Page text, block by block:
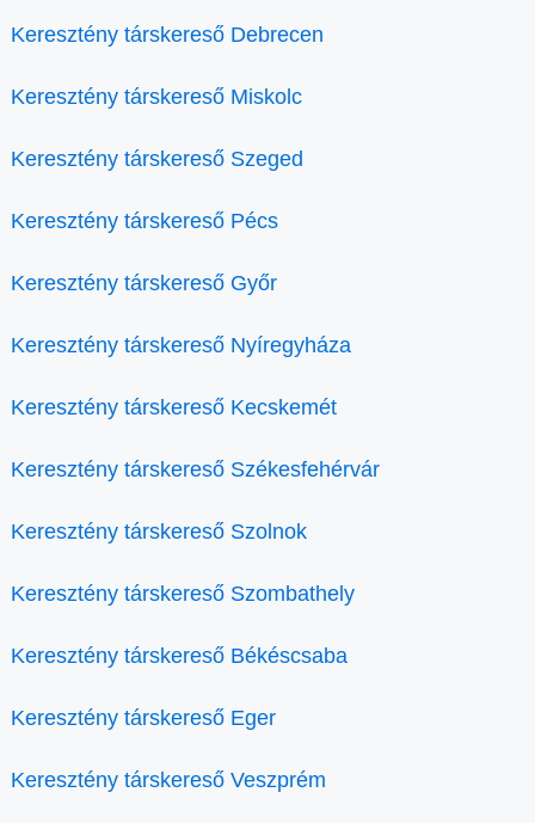
Keresztény társkereső Debrecen
Keresztény társkereső Miskolc
Keresztény társkereső Szeged
Keresztény társkereső Pécs
Keresztény társkereső Győr
Keresztény társkereső Nyíregyháza
Keresztény társkereső Kecskemét
Keresztény társkereső Székesfehérvár
Keresztény társkereső Szolnok
Keresztény társkereső Szombathely
Keresztény társkereső Békéscsaba
Keresztény társkereső Eger
Keresztény társkereső Veszprém